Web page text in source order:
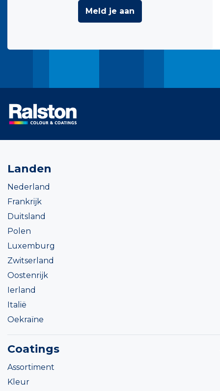
Meld je aan
Landen
Nederland
Frankrijk
Duitsland
Polen
Luxemburg
Zwitserland
Oostenrijk
Ierland
Italië
Oekraïne
Coatings
Assortiment
Kleur